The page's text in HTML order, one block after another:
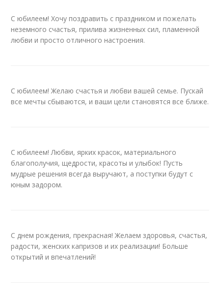
С юбилеем! Хочу поздравить с праздником и пожелать
неземного счастья, прилива жизненных сил, пламенной
любви и просто отличного настроения.
С юбилеем! Желаю счастья и любви вашей семье. Пускай
все мечты сбываются, и ваши цели становятся все ближе.
С юбилеем! Любви, ярких красок, материального
благополучия, щедрости, красоты и улыбок! Пусть
мудрые решения всегда выручают, а поступки будут с
юным задором.
С днем рождения, прекрасная! Желаем здоровья, счастья,
радости, женских капризов и их реализации! Больше
открытий и впечатлений!